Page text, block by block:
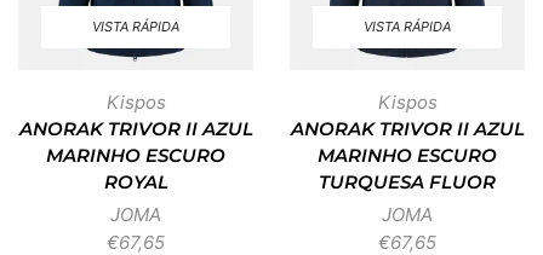
VISTA RÁPIDA
Kispos
ANORAK TRIVOR II AZUL
MARINHO ESCURO
ROYAL
JOMA
€67,65
VISTA RÁPIDA
Kispos
ANORAK TRIVOR II AZUL
MARINHO ESCURO
TURQUESA FLUOR
JOMA
€67,65